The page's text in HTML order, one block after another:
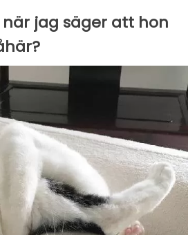
jag säger att hon